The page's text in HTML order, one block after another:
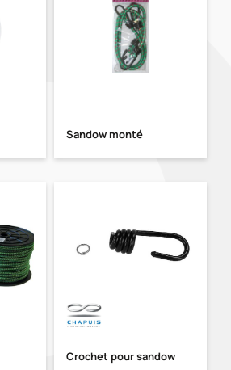
Sandow monté
Crochet pour sandow